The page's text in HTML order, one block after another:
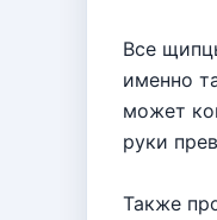
Все
именно
может
руки
Также